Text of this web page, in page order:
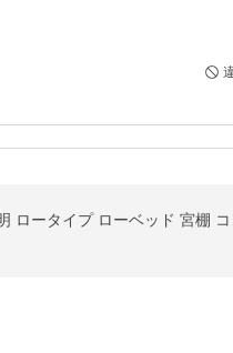
ロータイプ ローベッド 宮棚 コ